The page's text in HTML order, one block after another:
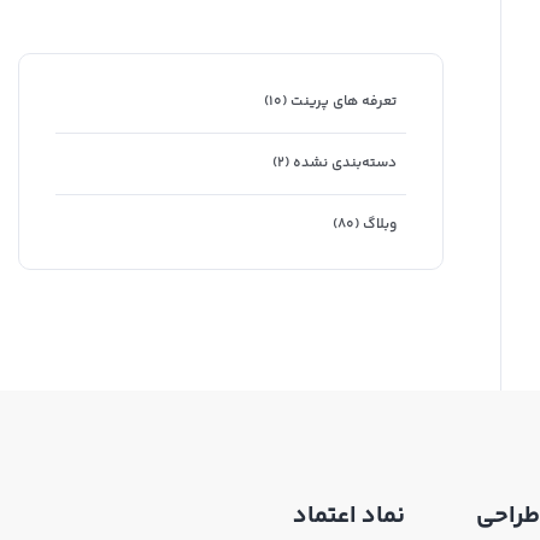
تعرفه های پرینت (۱۰)
دسته‌بندی نشده (۲)
وبلاگ (۸۰)
نماد اعتماد